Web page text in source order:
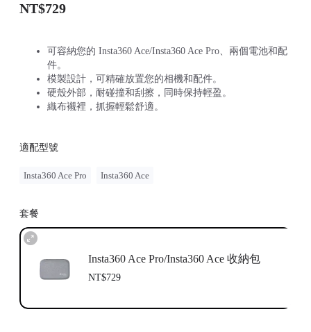
NT$729
可容納您的 Insta360 Ace/Insta360 Ace Pro、兩個電池和配
件。
模製設計，可精確放置您的相機和配件。
硬殼外部，耐碰撞和刮擦，同時保持輕盈。
織布襯裡，抓握輕鬆舒適。
適配型號
Insta360 Ace Pro Insta360 Ace
套餐
Insta360 Ace Pro/Insta360 Ace 收納包
NT$729